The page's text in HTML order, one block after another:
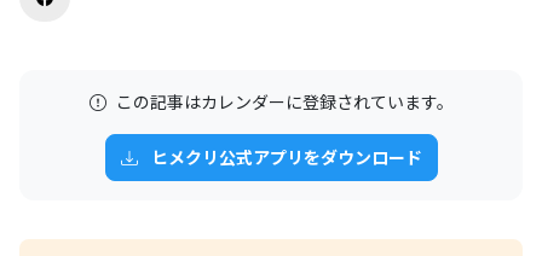
この記事はカレンダーに登録されています。
ヒメクリ公式アプリをダウンロード